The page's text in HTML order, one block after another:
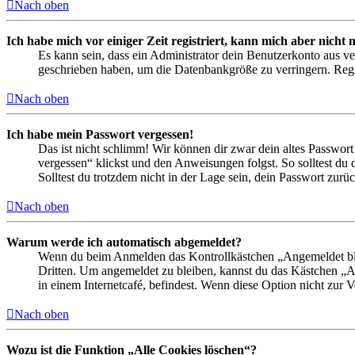
Nach oben
Ich habe mich vor einiger Zeit registriert, kann mich aber nicht
Es kann sein, dass ein Administrator dein Benutzerkonto aus
geschrieben haben, um die Datenbankgröße zu verringern.
Nach oben
Ich habe mein Passwort vergessen!
Das ist nicht schlimm! Wir können dir zwar dein altes
vergessen“ klickst und den Anweisungen folgst. So solltest
Solltest du trotzdem nicht in der Lage sein, dein Passwort
Nach oben
Warum werde ich automatisch abgemeldet?
Wenn du beim Anmelden das Kontrollkästchen „Angemeldet
Dritten. Um angemeldet zu bleiben, kannst du das Kästchen
in einem Internetcafé, befindest. Wenn diese Option nicht zur
Nach oben
Wozu ist die Funktion „Alle Cookies löschen“?